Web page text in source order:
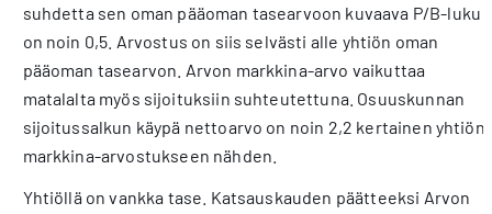
suhdetta sen oman pääoman tasearvoon kuvaava P/B-luku
on noin 0,5. Arvostus on siis selvästi alle yhtiön oman
pääoman tasearvon. Arvon markkina-arvo vaikuttaa
matalalta myös sijoituksiin suhteutettuna. Osuuskunnan
sijoitussalkun käypä nettoarvo on noin 2,2 kertainen yhtiön
markkina-arvostukseen nähden.
Yhtiöllä on vankka tase. Katsauskauden päätteeksi Arvon